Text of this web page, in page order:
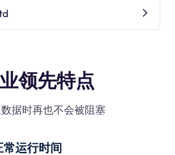
领先特点
据时再也不会被阻塞
常运行时间